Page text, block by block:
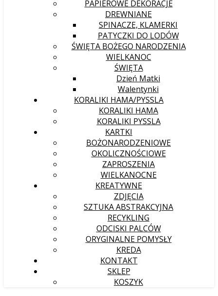
PAPIEROWE DEKORACJE
DREWNIANE
SPINACZE, KLAMERKI
PATYCZKI DO LODÓW
ŚWIĘTA BOŻEGO NARODZENIA
WIELKANOC
ŚWIĘTA
Dzień Matki
Walentynki
KORALIKI HAMA/PYSSLA
KORALIKI HAMA
KORALIKI PYSSLA
KARTKI
BOŻONARODZENIOWE
OKOLICZNOŚCIOWE
ZAPROSZENIA
WIELKANOCNE
KREATYWNE
ZDJĘCIA
SZTUKA ABSTRAKCYJNA
RECYKLING
ODCISKI PALCÓW
ORYGINALNE POMYSŁY
KREDA
KONTAKT
SKLEP
KOSZYK